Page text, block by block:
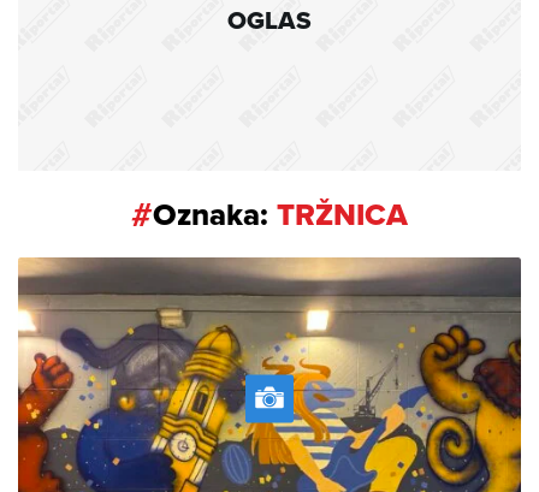
OGLAS
#Oznaka: TRŽNICA